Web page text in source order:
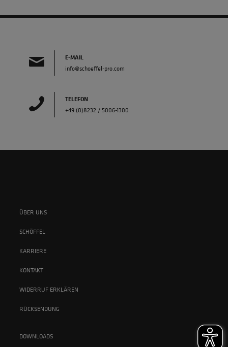
E-MAIL
info@schoeffel-pro.com
TELEFON
+49 (0)8232 / 5006-1300
ÜBER UNS
SCHÖFFEL
KARRIERE
KONTAKT
WIDERRUF ERKLÄREN
RÜCKSENDUNG
DOWNLOADS